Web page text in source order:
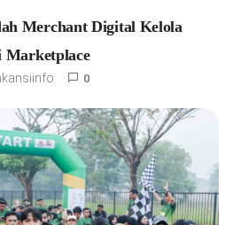
Merchant Digital Kelola
Marketplace
0